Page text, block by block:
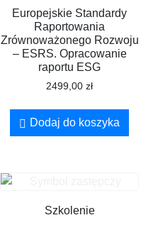
Europejskie Standardy
Raportowania
Zrównoważonego Rozwoju
– ESRS. Opracowanie
raportu ESG
2499,00zł
Dodaj do koszyka
Szkolenie